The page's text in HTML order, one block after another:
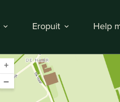
Eropuit Help
+
–